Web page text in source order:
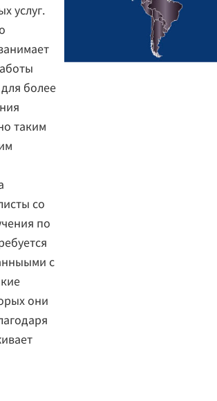
услуг.
более
таким
со
по
с
они